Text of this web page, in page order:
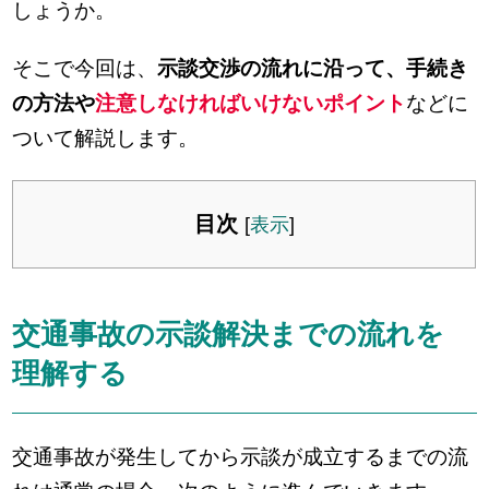
しょうか。
そこで今回は、示談交渉の流れに沿って、手続き
の方法や注意しなければいけないポイントなどに
ついて解説します。
目次 [表示]
交通事故の示談解決までの流れを
理解する
交通事故が発生してから示談が成立するまでの流